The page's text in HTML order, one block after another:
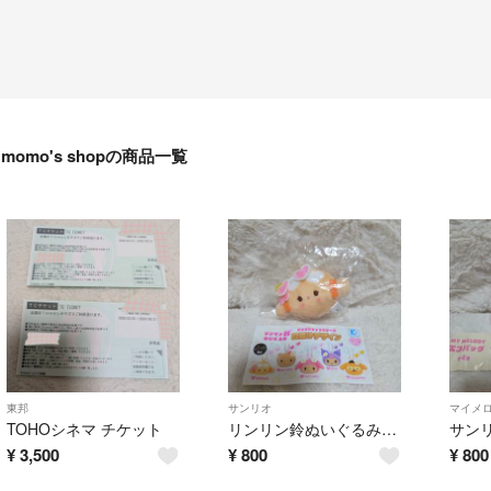
momo's shopの商品一覧
東邦
TOHOシネマ チケット
¥3,500
サンリオ
リンリン鈴ぬいぐるみ ごぎみゅん
¥800
マイメ
¥ 800